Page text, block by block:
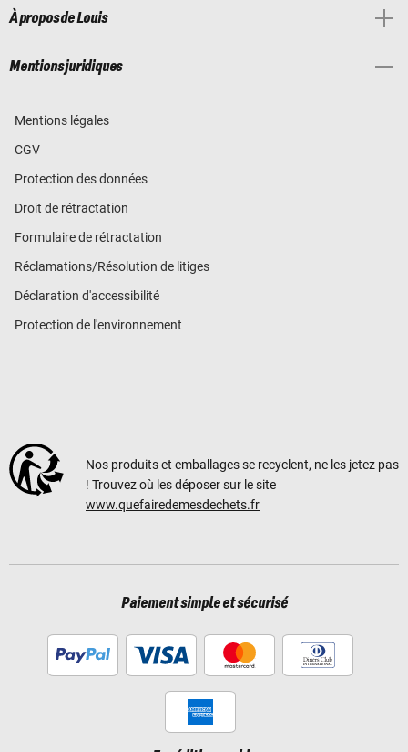
À propos de Louis
Mentions juridiques
Mentions légales
CGV
Protection des données
Droit de rétractation
Formulaire de rétractation
Réclamations/Résolution de litiges
Déclaration d'accessibilité
Protection de l'environnement
Nos produits et emballages se recyclent, ne les jetez pas
! Trouvez où les déposer sur le site
www.quefairedemesdechets.fr
Paiement simple et sécurisé